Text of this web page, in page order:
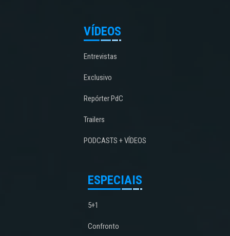
VÍDEOS
Entrevistas
Exclusivo
Repórter PdC
Trailers
PODCASTS + VÍDEOS
ESPECIAIS
5+1
Confronto